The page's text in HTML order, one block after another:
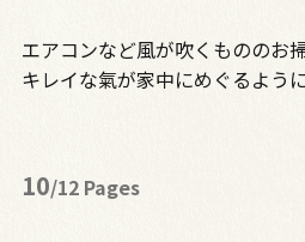
エアコンなど風が吹くもののお掃
キレイな氣が家中にめぐるように
10/12 Pages